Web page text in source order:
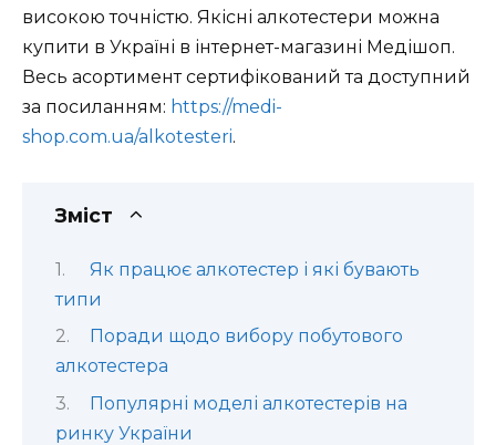
високою точністю. Якісні алкотестери можна
купити в Україні в інтернет-магазині Медішоп.
Весь асортимент сертифікований та доступний
за посиланням: https://medi-
shop.com.ua/alkotesteri.
Зміст
Як працює алкотестер і які бувають
типи
Поради щодо вибору побутового
алкотестера
Популярні моделі алкотестерів на
ринку України